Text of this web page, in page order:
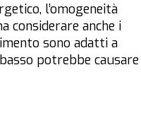
l’omogeneità
considerare anche i
sono adatti a
potrebbe causare